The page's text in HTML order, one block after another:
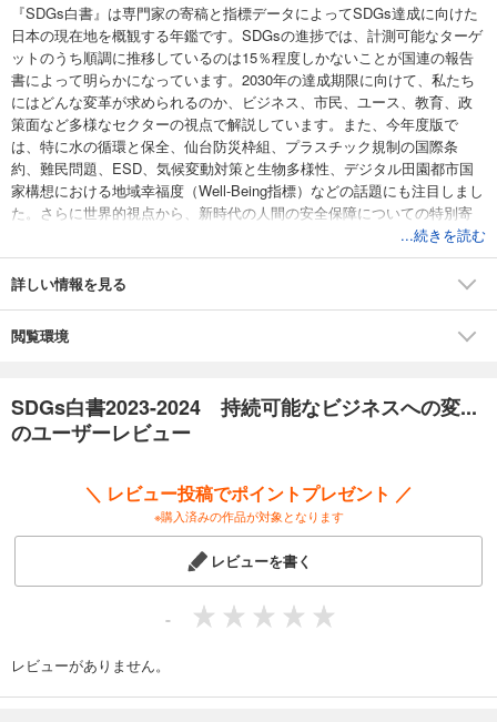
『SDGs白書』は専門家の寄稿と指標データによってSDGs達成に向けた
日本の現在地を概観する年鑑です。SDGsの進捗では、計測可能なターゲ
ットのうち順調に推移しているのは15％程度しかないことが国連の報告
書によって明らかになっています。2030年の達成期限に向けて、私たち
にはどんな変革が求められるのか、ビジネス、市民、ユース、教育、政
策面など多様なセクターの視点で解説しています。また、今年度版で
は、特に水の循環と保全、仙台防災枠組、プラスチック規制の国際条
約、難民問題、ESD、気候変動対策と生物多様性、デジタル田園都市国
家構想における地域幸福度（Well-Being指標）などの話題にも注目しまし
た。さらに世界的視点から、新時代の人間の安全保障についての特別寄
稿を掲載しています。不安定の世界の中でビジネスを持続させるための
ヒントを、SDGsを軸に考えるための一冊です。
...続きを読む
詳しい情報を見る
閲覧環境
SDGs白書2023-2024 持続可能なビジネスへの変...
のユーザーレビュー
＼ レビュー投稿でポイントプレゼント ／
※購入済みの作品が対象となります
レビューを書く
-
レビューがありません。